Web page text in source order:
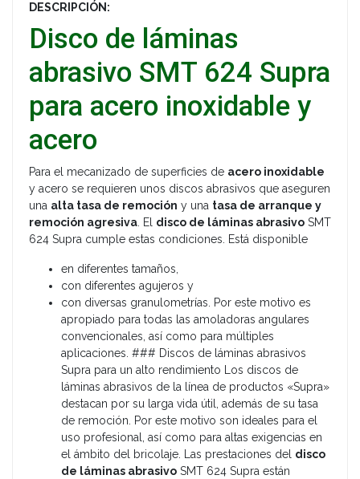
DESCRIPCIÓN:
Disco de láminas
abrasivo SMT 624 Supra
para acero inoxidable y
acero
Para el mecanizado de superficies de acero inoxidable
y acero se requieren unos discos abrasivos que aseguren
una alta tasa de remoción y una tasa de arranque y
remoción agresiva. El disco de láminas abrasivo SMT
624 Supra cumple estas condiciones. Está disponible
en diferentes tamaños,
con diferentes agujeros y
con diversas granulometrías. Por este motivo es
apropiado para todas las amoladoras angulares
convencionales, así como para múltiples
aplicaciones. ### Discos de láminas abrasivos
Supra para un alto rendimiento Los discos de
láminas abrasivos de la línea de productos «Supra»
destacan por su larga vida útil, además de su tasa
de remoción. Por este motivo son ideales para el
uso profesional, así como para altas exigencias en
el ámbito del bricolaje. Las prestaciones del disco
de láminas abrasivo SMT 624 Supra están